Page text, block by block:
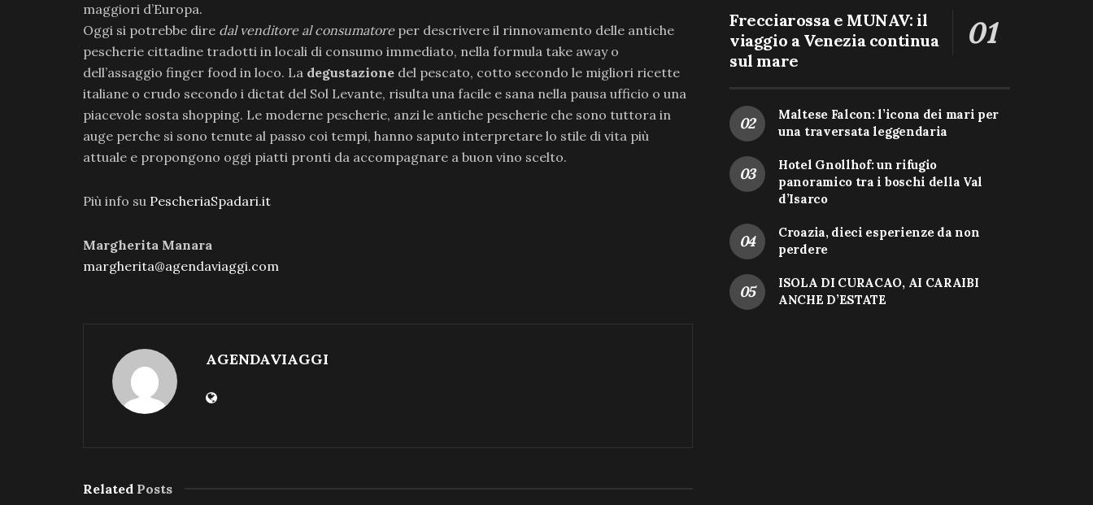
maggiori d’Europa.
Oggi si potrebbe dire dal venditore al consumatoreper descrivere il rinnovamento delle antiche
pescherie cittadine tradotti in locali di consumo immediato, nella formula take away o
dell’assaggio finger food in loco. La degustazione del pescato, cotto secondo le migliori ricette
italiane o crudo secondo i dictat del Sol Levante, risulta una facile e sana nella pausa ufficio o una
piacevole sosta shopping. Le moderne pescherie, anzi le antiche pescherie che sono tuttora in
auge perche si sono tenute al passo coi tempi, hanno saputo interpretare lo stile di vita più
attuale e propongono oggi piatti pronti da accompagnare a buon vino scelto.
Più info su PescheriaSpadari.it
Margherita Manara
margherita@agendaviaggi.com
AGENDAVIAGGI
Related Posts
Frecciarossa e MUNAV: il
viaggio a Venezia continua
sul mare
Maltese Falcon: l’icona dei mari per
una traversata leggendaria
Hotel Gnollhof: un rifugio
panoramico tra i boschi della Val
d’Isarco
Croazia, dieci esperienze da non
perdere
ISOLA DI CURACAO, AI CARAIBI
ANCHE D’ESTATE